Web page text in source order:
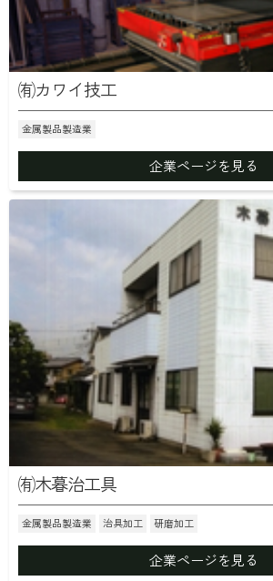
㈲カワイ技工
金属製品製造業
企業ページを見る
㈲木暮治工具
金属製品製造業 治具加工 研磨加工
企業ページを見る